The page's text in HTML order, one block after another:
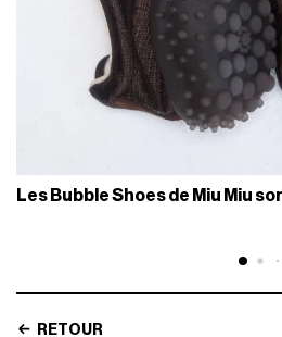
Les Bubble Shoes de Miu Miu
RETOUR